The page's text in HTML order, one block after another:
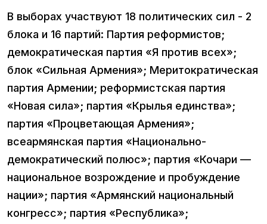
В выборах участвуют 18 политических сил - 2
блока и 16 партий: Партия реформистов;
демократическая партия «Я против всех»;
блок «Сильная Армения»; Меритократическая
партия Армении; реформистская партия
«Новая сила»; партия «Крылья единства»;
партия «Процветающая Армения»;
всеармянская партия «Национально-
демократический полюс»; партия «Кочари —
национальное возрождение и пробуждение
нации»; партия «Армянский национальный
конгресс»; партия «Республика»;